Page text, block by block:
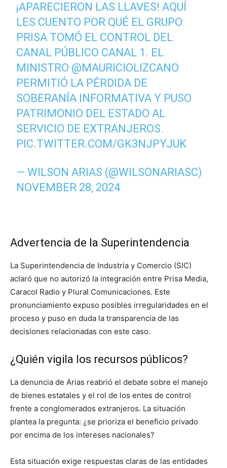
¡APARECIERON LAS LLAVES! AQUÍ
LES CUENTO POR QUÉ EL GRUPO
PRISA TOMÓ EL CONTROL DEL
CANAL PÚBLICO CANAL 1. EL
MINISTRO @MAURICIOLIZCANO
PERMITIÓ LA PÉRDIDA DE
SOBERANÍA INFORMATIVA Y PUSO
PATRIMONIO DEL ESTADO AL
SERVICIO DE EXTRANJEROS.
PIC.TWITTER.COM/GK3NJPYJUK
— WILSON ARIAS (@WILSONARIASC)
NOVEMBER 28, 2024
Advertencia de la Superintendencia
La Superintendencia de Industria y Comercio (SIC)
aclaró que no autorizó la integración entre Prisa Media,
Caracol Radio y Plural Comunicaciones. Este
pronunciamiento expuso posibles irregularidades en el
proceso y puso en duda la transparencia de las
decisiones relacionadas con este caso.
¿Quién vigila los recursos públicos?
La denuncia de Arias reabrió el debate sobre el manejo
de bienes estatales y el rol de los entes de control
frente a conglomerados extranjeros. La situación
plantea la pregunta: ¿se prioriza el beneficio privado
por encima de los intereses nacionales?
Esta situación exige respuestas claras de las entidades